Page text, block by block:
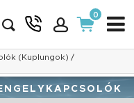
0
(Kuplungok) /